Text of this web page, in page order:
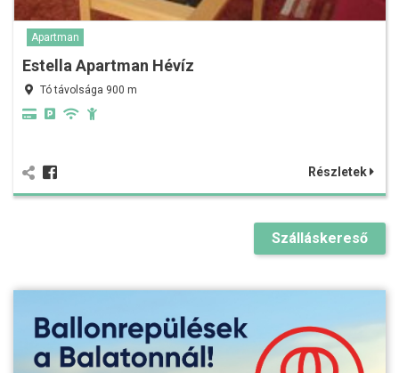
Apartman
Estella Apartman Hévíz
Tó távolsága 900 m
Részletek
Szálláskereső